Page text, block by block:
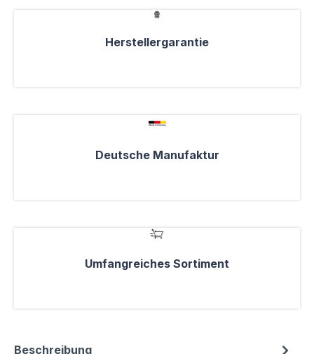
Herstellergarantie
Deutsche Manufaktur
Umfangreiches Sortiment
Beschreibung